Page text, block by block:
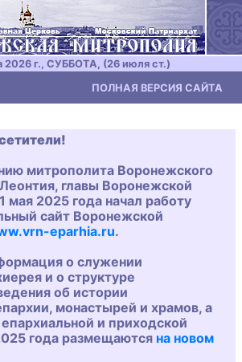
2026 г., СУББОТА, (26 июля ст.)
ПОЛНАЯ ВЕРСИЯ САЙТА
митрополита Воронежского
главы Воронежской
мая 2025 года начал работу
сайт Воронежской
eparhia.ru.
о служении
и о структуре
об истории
монастырей и храмов, а
и приходской
года размещаются на новом